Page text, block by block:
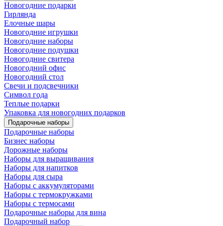
Новогодние подарки
Гирлянда
Елочные шары
Новогодние игрушки
Новогодние наборы
Новогодние подушки
Новогодние свитера
Новогодний офис
Новогодний стол
Свечи и подсвечники
Символ года
Теплые подарки
Упаковка для новогодних подарков
Подарочные наборы
Подарочные наборы
Бизнес наборы
Дорожные наборы
Наборы для выращивания
Наборы для напитков
Наборы для сыра
Наборы с аккумуляторами
Наборы с термокружками
Наборы с термосами
Подарочные наборы для вина
Подарочный набор